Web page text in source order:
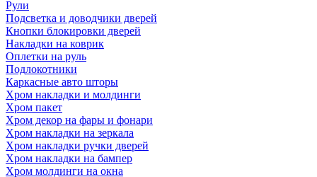
Рули
Подсветка и доводчики дверей
Кнопки блокировки дверей
Накладки на коврик
Оплетки на руль
Подлокотники
Каркасные авто шторы
Хром накладки и молдинги
Хром пакет
Хром декор на фары и фонари
Хром накладки на зеркала
Хром накладки ручки дверей
Хром накладки на бампер
Хром молдинги на окна